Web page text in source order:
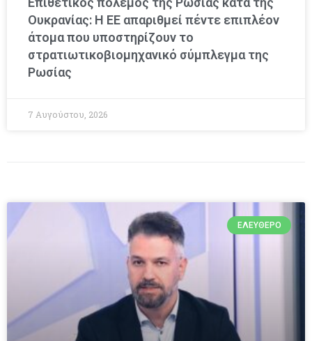
Ουκρανίας: Η ΕΕ απαριθμεί πέντε επιπλέον
άτομα που υποστηρίζουν το
στρατιωτικοβιομηχανικό σύμπλεγμα της
Ρωσίας
7 Αυγούστου, 2026
ΕΛΕΎΘΕΡΟ